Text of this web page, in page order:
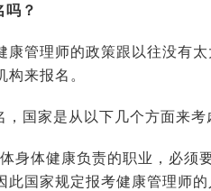
吗？
康管理师的政策跟以往没有
来报名。
国家是从以下几个方面来考
身体健康负责的职业，必须
此国家规定报考健康管理师